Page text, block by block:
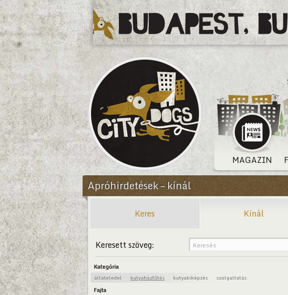
CityDogs
MAGAZIN
Apróhirdetések – kínál
Keres Kínál
Keresett szöveg:
Kategória
állateledel kutyaházfűtés kutyakiképzés szolgaltatás
Fajta